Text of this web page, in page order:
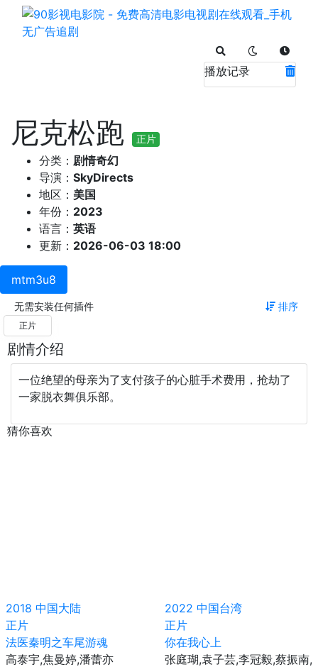
播放记录
尼克松跑 正片
分类： 剧情奇幻
导演： SkyDirects
地区： 美国
年份： 2023
语言： 英语
更新： 2026-06-03 18:00
mtm3u8
无需安装任何插件 排序
正片
剧情介绍
一位绝望的母亲为了支付孩子的心脏手术费用，抢劫了
一家脱衣舞俱乐部。
猜你喜欢
2018 中国大陆
正片
法医秦明之车尾游魂
高泰宇,焦曼婷,潘蕾亦
2022 中国台湾
正片
你在我心上
张庭瑚,袁子芸,李冠毅,蔡振南,